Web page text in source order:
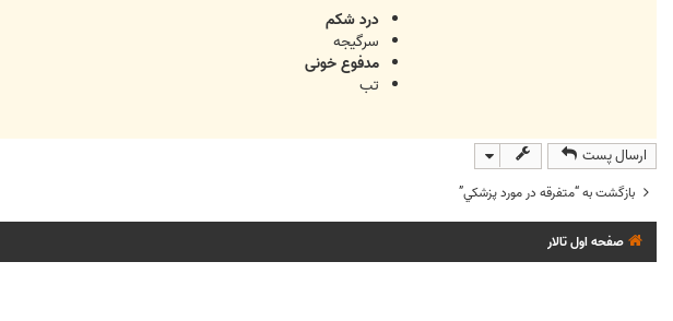
درد شکم
سرگیجه
مدفوع خونی
تب
ارسال پست
بازگشت به “متفرقه در مورد پزشکي”
صفحه اول تالار